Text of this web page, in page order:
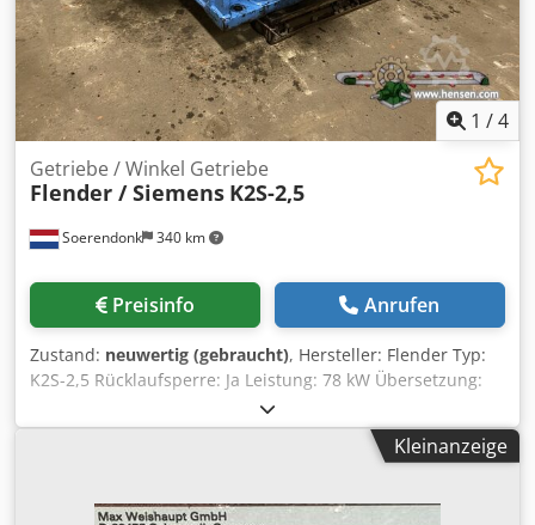
1 /4
Soerendonk 340 km
Getriebe / Winkel Getriebe
Flender / Siemens K2S-2,5
Preisinfo Anrufen
Zustand: neuwertig (gebraucht), Hersteller: Flender Typ:
K2S-2,5 Rücklaufsperre: Ja Leistung: 78 kW Übersetzung:
44,16:1 Dodpfxog Stz As Akhokr Drehzahl ein/aus: 1.400 /
31,7 Welle ø ein: 65 mm Welle ø aus: 140 mm
Kleinanzeige